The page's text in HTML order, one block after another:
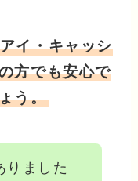
アイ・キャッシ
方でも安心で
う。
りました